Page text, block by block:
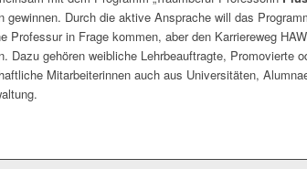
gewinnen. Durch die aktive Ansprache will das
Professur in Frage kommen, aber den Karriereweg
Dazu gehören weibliche Lehrbeauftragte, Promovierte
Mitarbeiterinnen auch aus Universitäten,